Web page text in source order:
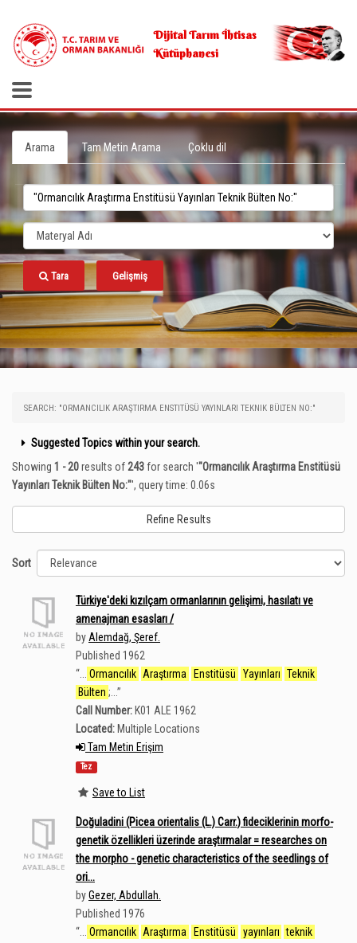
Dijital Tarım İhtisas
Kütüphanesi
Arama Tam Metin Arama Çoklu dil
Tara Gelişmiş
SEARCH: "ORMANCILIK ARAŞTIRMA ENSTITÜSÜ YAYINLARI TEKNIK BÜLTEN NO:"
Suggested Topics within your search.
Showing 1 - 20results of 243for search '"Ormancılık Araştırma Enstitüsü
Yayınları Teknik Bülten No:"', query time: 0.06s
Refine Results
Sort
Türkiye'deki kızılçam ormanlarının gelişimi, hasılatı ve
amenajman esasları /
by Alemdağ, Şeref.
Published 1962
“
Ormancılık Araştırma Enstitüsü Yayınları Teknik
Bülten ;... ”
Call Number: K01 ALE 1962
Located: Multiple Locations
Tam Metin Erişim
Tez
Save to List
Doğuladini (Picea orientalis (L.) Carr.) fideciklerinin morfo-
genetik özellikleri üzerinde araştırmalar = researches on
the morpho - genetic characteristics of the seedlings of
ori...
byGezer, Abdullah.
Published 1976
“
Ormancılık Araştırma Enstitüsü yayınları teknik